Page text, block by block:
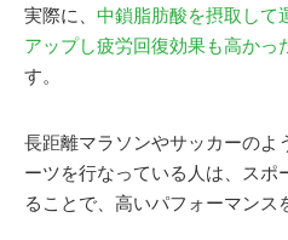
実際に、 中鎖脂肪酸を摂取して
アップし疲労回復効果も高かっ
す。
長距離マラソンやサッカーのよ
ーツを行なっている人は、ス
ることで、高いパフォーマンス